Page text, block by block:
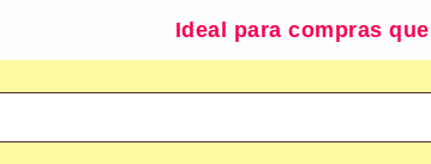
Ideal para compras